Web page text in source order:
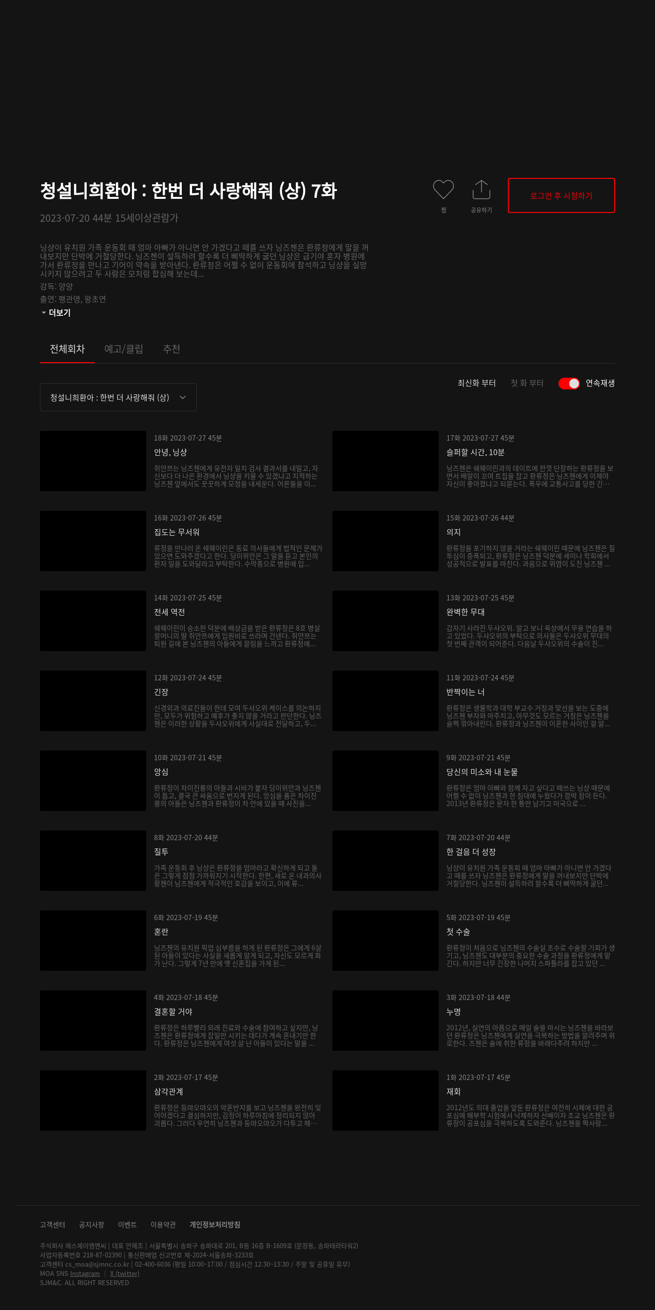
청설니희환아 : 한번 더 사랑해줘 (상) 7화
2023-07-20 44분 15세이상관람가
닝샹이 유치원 가족 운동회 때 엄마 아빠가 아니면 안 가겠다고 떼를 쓰자 닝즈첸은 롼류정에게 말을 꺼
내보지만 단박에 거절당한다. 닝즈첸이 설득하려 할수록 더 삐딱하게 굴던 닝샹은 급기야 혼자 병원에
가서 롼류정을 만나고 기어이 약속을 받아낸다. 롼류정은 어쩔 수 없이 운동회에 참석하고 닝샹을 실망
시키지 않으려고 두 사람은 모처럼 합심해 보는데...
감독: 양양
출연: 팽관영, 왕초연
관람등급:
더보기
찜 공유하기
로그인 후 시청하기
전체회차 예고/클립 추천
청설니희환아 : 한번 더 사랑해줘 (상)
최신화 부터 첫 화 부터 연속재생
18화 2023-07-27 45분
안녕, 닝샹
쥐안쯔는 닝즈첸에게 유전자 일치 검사 결과서를 내밀고, 자
신보다 더 나은 환경에서 닝샹을 키울 수 있겠냐고 지적하는
닝즈첸 앞에서도 꿋꿋하게 모정을 내세운다. 어른들을 이...
17화 2023-07-27 45분
슬퍼할 시간, 10분
닝즈첸은 쉐웨이린과의 데이트에 한껏 단장하는 롼류정을 보
면서 배알이 꼬여 트집을 잡고 롼류정은 닝즈첸에게 이제야
자신이 좋아졌냐고 되묻는다. 폭우에 교통사고를 당한 긴급
16화 2023-07-26 45분
집도는 무서워
류정을 만나러 온 쉐웨이린은 동료 의사들에게 법적인 문제가
있으면 도와주겠다고 한다. 딩이위안은 그 말을 듣고 본인의
환자 일을 도와달라고 부탁한다. 수막종으로 병원에 입...
15화 2023-07-26 44분
의지
롼류정을 포기하지 않을 거라는 쉐웨이린 때문에 닝즈첸은 질
투심이 증폭되고, 롼류정은 닝즈첸 덕분에 세미나 학회에서
성공적으로 발표를 마친다. 과음으로 위염이 도진 닝즈첸 ...
14화 2023-07-25 45분
전세 역전
쉐웨이린이 승소한 덕분에 배상금을 받은 롼류정은 8호 병실
할머니의 딸 쥐안쯔에게 입원비로 쓰라며 건넨다. 쥐안쯔는
퇴원 길에 본 닝즈첸의 아들에게 끌림을 느끼고 롼류정에...
13화 2023-07-25 45분
완벽한 무대
갑자기 사라진 두샤오위. 알고 보니 옥상에서 무용 연습을 하
고 있었다. 두샤오위의 부탁으로 의사들은 두샤오위 무대의
첫 번째 관객이 되어준다. 다음날 두샤오위의 수술이 진...
12화 2023-07-24 45분
긴장
신경외과 의료진들이 한데 모여 두샤오위 케이스를 의논하지
만, 모두가 위험하고 예후가 좋지 않을 거라고 판단한다. 닝즈
첸은 이러한 상황을 두샤오위에게 사실대로 전달하고, 두...
11화 2023-07-24 45분
반짝이는 너
롼류정은 생물학과 대학 부교수 거칭과 맞선을 보는 도중에
닝즈첸 부자와 마주치고, 아무것도 모르는 거칭은 닝즈첸을
슬쩍 깎아내린다. 롼류정과 닝즈첸이 이혼한 사이인 걸 알...
10화 2023-07-21 45분
앙심
롼류정이 차이진룽의 아들과 시비가 붙자 딩이위안과 닝즈첸
이 돕고, 결국 큰 싸움으로 번지게 된다. 앙심을 품은 차이진
룽의 아들은 닝즈첸과 롼류정이 차 안에 있을 때 사진을...
9화 2023-07-21 45분
당신의 미소와 내 눈물
롼류정은 엄마 아빠와 함께 자고 싶다고 떼쓰는 닝샹 때문에
어쩔 수 없이 닝즈첸과 한 침대에 누웠다가 깜박 잠이 든다.
2013년 롼류정은 문자 한 통만 남기고 미국으로 ...
8화 2023-07-20 44분
질투
가족 운동회 후 닝샹은 롼류정을 엄마라고 확신하게 되고 둘
은 그렇게 점점 가까워지기 시작한다. 한편, 새로 온 내과의사
황첸이 닝즈첸에게 적극적인 호감을 보이고, 이에 류...
7화 2023-07-20 44분
한 걸음 더 성장
닝샹이 유치원 가족 운동회 때 엄마 아빠가 아니면 안 가겠다
고 떼를 쓰자 닝즈첸은 롼류정에게 말을 꺼내보지만 단박에
거절당한다. 닝즈첸이 설득하려 할수록 더 삐딱하게 굴던...
6화 2023-07-19 45분
혼란
닝즈첸의 유치원 픽업 심부름을 하게 된 롼류정은 그에게 6살
된 아들이 있다는 사실을 새롭게 알게 되고, 자신도 모르게 화
가 난다. 그렇게 7년 만에 옛 신혼집을 가게 된...
5화 2023-07-19 45분
첫 수술
롼류정이 처음으로 닝즈첸의 수술실 조수로 수술할 기회가 생
기고, 닝즈첸도 대부분의 중요한 수술 과정을 롼류정에게 맡
긴다. 하지만 너무 긴장한 나머지 스파튤라를 잡고 있던 ...
4화 2023-07-18 45분
결혼할 거야
롼류정은 하루빨리 외래 진료와 수술에 참여하고 싶지만, 닝
즈첸은 롼류정에게 잡일만 시키는 데다가 계속 혼내기만 한
다. 롼류정은 닝즈첸에게 여섯 살 난 아들이 있다는 말을 ...
3화 2023-07-18 44분
누명
2012년, 실연의 아픔으로 매일 술을 마시는 닝즈첸을 바라보
던 롼류정은 닝즈첸에게 실연을 극복하는 방법을 알려주며 위
로한다. 즈첸은 술에 취한 류정을 바래다주려 하지만 ...
2화 2023-07-17 45분
삼각관계
롼류정은 둥먀오먀오의 약혼반지를 보고 닝즈첸을 완전히 잊
어야겠다고 결심하지만, 감정이 하루아침에 정리되지 않아
괴롭다. 그러다 우연히 닝즈첸과 둥먀오먀오가 다투고 헤어
1화 2023-07-17 45분
재회
2012년도 의대 졸업을 앞둔 롼류정은 여전히 시체에 대한 공
포심에 해부학 시험에서 낙제하자 선배이자 조교 닝즈첸은 롼
류정이 공포심을 극복하도록 도와준다. 닝즈첸을 짝사랑...
고객센터 공지사항 이벤트 이용약관 개인정보처리방침
주식회사 에스제이엠엔씨 | 대표 안해조 | 서울특별시 송파구 송파대로 201, B동 16층 B-1609호 (문정동, 송파테라타워2)
사업자등록번호 218-87-02390 | 통신판매업 신고번호 제-2024-서울송파-3233호
고객센터 cs_moa@sjmnc.co.kr | 02-400-6036 (평일 10:00~17:00 / 점심시간 12:30~13:30 / 주말 및 공휴일 휴무)
MOA SNS Instagram │ X (twitter)
SJM&C. ALL RIGHT RESERVED